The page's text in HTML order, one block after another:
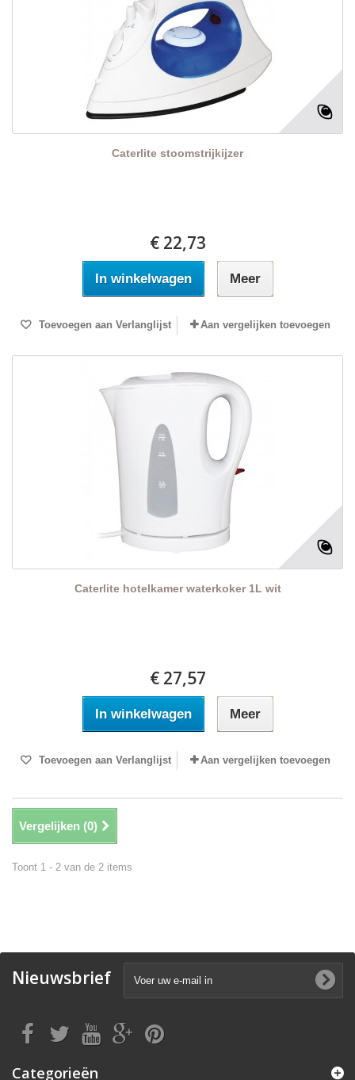
Caterlite stoomstrijkijzer
€ 22,73
In winkelwagen Meer
Toevoegen aan Verlanglijst Aan vergelijken toevoegen
Caterlite hotelkamer waterkoker 1L wit
€ 27,57
In winkelwagen Meer
Toevoegen aan Verlanglijst Aan vergelijken toevoegen
Vergelijken (0)
Toont 1 - 2 van de 2 items
Nieuwsbrief
Categorieën